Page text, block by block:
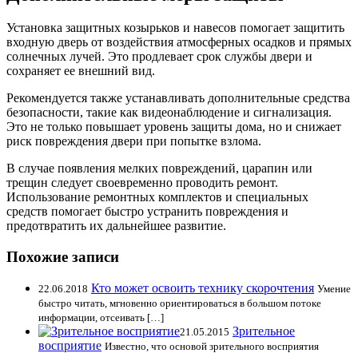
Установка защитных козырьков и навесов помогает защитить
входную дверь от воздействия атмосферных осадков и прямых
солнечных лучей. Это продлевает срок службы двери и
сохраняет ее внешний вид.
Рекомендуется также устанавливать дополнительные средства
безопасности, такие как видеонаблюдение и сигнализация.
Это не только повышает уровень защиты дома, но и снижает
риск повреждения двери при попытке взлома.
В случае появления мелких повреждений, царапин или
трещин следует своевременно проводить ремонт.
Использование ремонтных комплектов и специальных
средств помогает быстро устранить повреждения и
предотвратить их дальнейшее развитие.
Похожие записи
22.06.2018 Кто может освоить технику скорочтения Умение
быстро читать, мгновенно ориентироваться в большом потоке
информации, отсеивать […]
21.05.2015 Зрительное
восприятие Известно, что основой зрительного восприятия